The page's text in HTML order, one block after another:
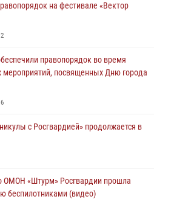
на фестивале «Вектор
2
правопорядок во время
мероприятий, посвященных Дню города
6
с Росгвардией» продолжается в
ОМОН «Штурм» Росгвардии прошла
беспилотниками (видео)